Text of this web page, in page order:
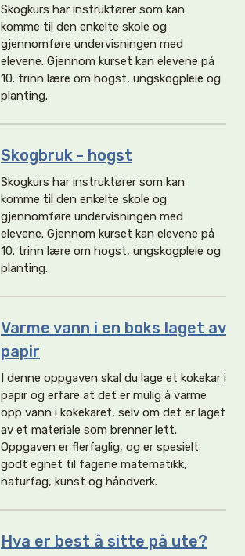
Skogkurs har instruktører som kan
komme til den enkelte skole og
gjennomføre undervisningen med
elevene. Gjennom kurset kan elevene på
10. trinn lære om hogst, ungskogpleie og
planting.
Skogbruk - hogst
Skogkurs har instruktører som kan
komme til den enkelte skole og
gjennomføre undervisningen med
elevene. Gjennom kurset kan elevene på
10. trinn lære om hogst, ungskogpleie og
planting.
Varme vann i en boks laget av
papir
I denne oppgaven skal du lage et kokekar i
papir og erfare at det er mulig å varme
opp vann i kokekaret, selv om det er laget
av et materiale som brenner lett.
Oppgaven er flerfaglig, og er spesielt
godt egnet til fagene matematikk,
naturfag, kunst og håndverk.
Hva er best å sitte på ute?